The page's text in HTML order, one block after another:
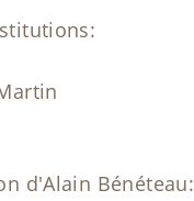
d'Alain Bénéteau: